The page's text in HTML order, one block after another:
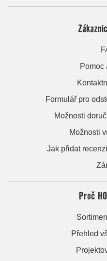
Pomoc
Formulář pro
Možnosti
Možnosti
Jak přidat
Proč
Přehled